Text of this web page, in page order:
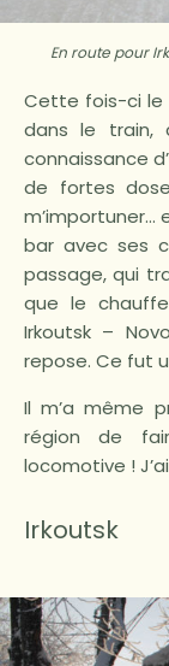
En route pour
Cette fois-ci le
dans le train,
connaissance
de fortes
m’importuner…
bar avec ses
passage, qui
que le
Irkoutsk –
repose. Ce fut
Il m’a même
région de
locomotive !
Irkoutsk